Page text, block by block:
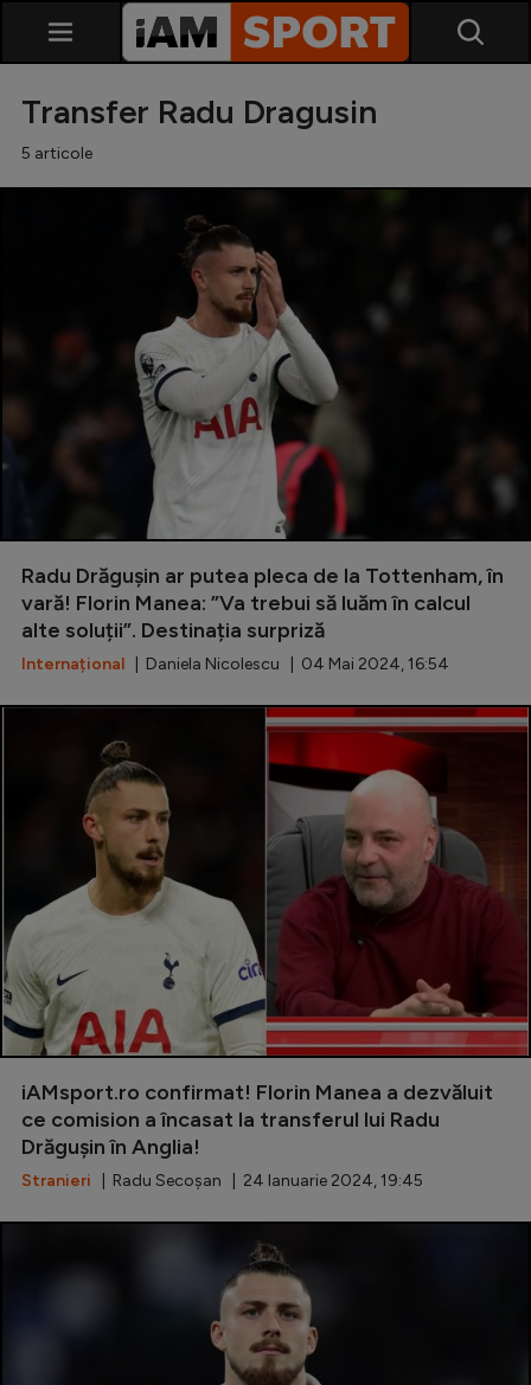
SuperLiga
Liga 2
Cupa României
Echipa Națională
U21
Fotbal feminin
Special
Diverse
Inedit
Clasamente
Champions League
Europa League
Conference League
CM 2026
Premier League
LaLiga
Serie A
Bundesliga
Ligue 1
Campionate
Starurile fotbalului
EURO 2024
Stranieri
Transfer Radu Dragusin
5 articole
Radu Drăgușin ar putea pleca de la Tottenham, în
vară! Florin Manea: ”Va trebui să luăm în calcul
alte soluții”. Destinația surpriză
Internațional | Daniela Nicolescu | 04 Mai 2024, 16:54
iAMsport.ro confirmat! Florin Manea a dezvăluit
ce comision a încasat la transferul lui Radu
Drăgușin în Anglia!
Stranieri | Radu Secoșan | 24 Ianuarie 2024, 19:45